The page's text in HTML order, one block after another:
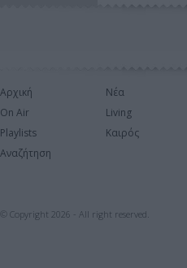
Αρχική
On Air
Playlists
Αναζήτηση
Νέα
Living
Καιρός
© Copyright 2026 - All right reserved.